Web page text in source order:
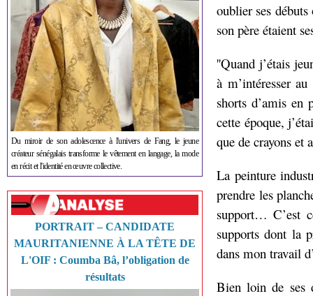
Du miroir de son adolescence à l'univers de Fang, le jeune
créateur sénégalais transforme le vêtement en langage, la mode
en récit et l'identité en œuvre collective.
PORTRAIT – CANDIDATE
MAURITANIENNE À LA TÊTE DE
L'OIF : Coumba Bâ, l’obligation de
résultats
oublier ses débuts
son père étaient
''Quand j’étais
à m’intéresser
shorts d’amis en
cette époque,
que de crayons et
La peinture
prendre les
support… C’est
supports dont la
dans mon travail
Bien loin de ses